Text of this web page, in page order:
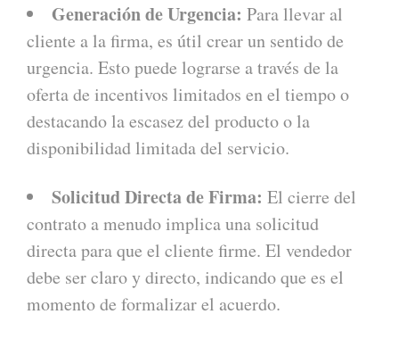
Generación de Urgencia: Para llevar al
cliente a la firma, es útil crear un sentido de
urgencia. Esto puede lograrse a través de la
oferta de incentivos limitados en el tiempo o
destacando la escasez del producto o la
disponibilidad limitada del servicio.
Solicitud Directa de Firma: El cierre del
contrato a menudo implica una solicitud
directa para que el cliente firme. El vendedor
debe ser claro y directo, indicando que es el
momento de formalizar el acuerdo.